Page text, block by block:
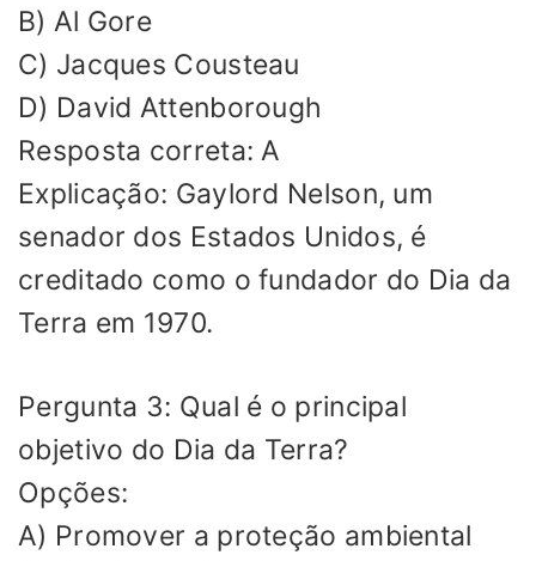
B) Al Gore
C) Jacques Cousteau
D) David Attenborough
Resposta correta: A
Explicação: Gaylord Nelson, um
senador dos Estados Unidos, é
creditado como o fundador do Dia da
Terra em 1970.
Pergunta 3: Qual é o principal
objetivo do Dia da Terra?
Opções:
A) Promover a proteção ambiental